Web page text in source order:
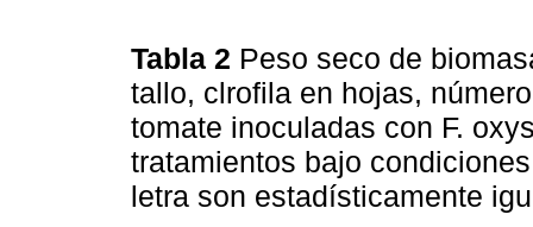
Tabla 2 Peso seco de
tallo, clrofila en hojas,
tomate inoculadas con F.
tratamientos bajo
letra son estadísticamente